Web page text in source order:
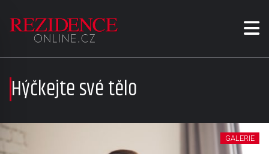
Hýčkejte své tělo
GALERIE